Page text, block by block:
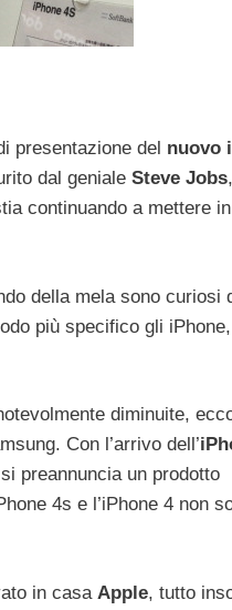
presentazione del nuovo
dal geniale Steve Jobs
continuando a mettere
della mela sono curiosi
più specifico gli
diminuite,
Con l’arrivo dell’
preannuncia un prodotto
4s e l’iPhone 4 non
in casa Apple, tutto